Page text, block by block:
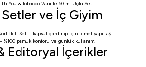
You & Tobacco Vanille 50 ml Üçlü Set
ve İç Giyim
İkili Set – kapsül gardırop için temel yapı taşı.
%100 pamuk konforu ve günlük kullanım.
Editoryal İçerikler